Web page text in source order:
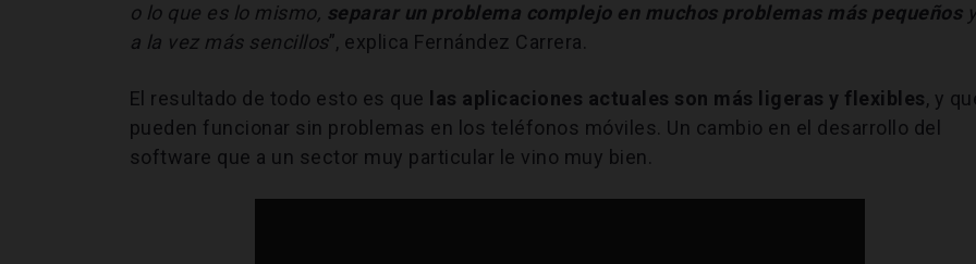
o lo que es lo mismo, separar un problema complejo en muchos problemas más pequeños
a la vez más sencillos”, explica Fernández Carrera.
El resultado de todo esto es que las aplicaciones actuales son más ligeras y flexibles, y
pueden funcionar sin problemas en los teléfonos móviles. Un cambio en el desarrollo del
software que a un sector muy particular le vino muy bien.